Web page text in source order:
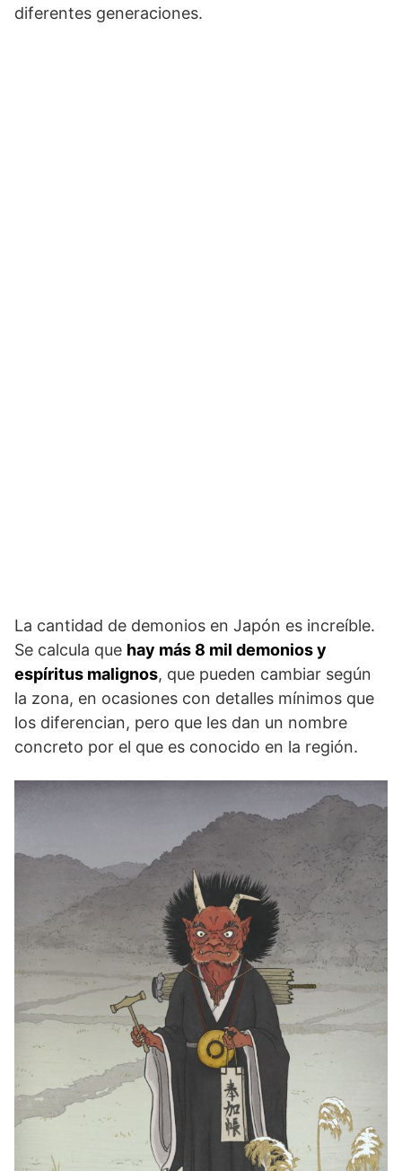
diferentes generaciones.
La cantidad de demonios en Japón es increíble.
Se calcula que hay más 8 mil demonios y
espíritus malignos, que pueden cambiar según
la zona, en ocasiones con detalles mínimos que
los diferencian, pero que les dan un nombre
concreto por el que es conocido en la región.